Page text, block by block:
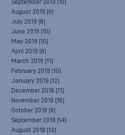
September 2019 (10)
August 2019 (9)
July 2019 (8)
June 2019 (10)
May 2019 (10)
April 2019 (8)
March 2019 (11)
February 2019 (10)
January 2019 (12)
December 2018 (11)
November 2018 (16)
October 2018 (9)
September 2018 (14)
August 2018 (13)